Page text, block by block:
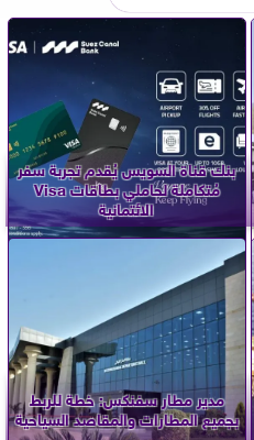
بنك قناة السويس يُقدم تجربة سفر
مُتكاملة لحاملي بطاقات Visa
الائتمانية
مدير مطار سفنكس: خطة للربط
بجميع المطارات والمقاصد السياحية